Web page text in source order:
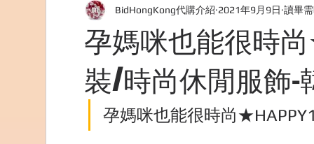
外國購物網站介紹 ABOUT ME ABOUT
美食團購 購物 台灣代購網站
孕媽咪也能很時
裝/時尚休閒服飾-
BidHongKong代購介紹 2021年9月9日 讀畢
孕媽咪也能很時尚